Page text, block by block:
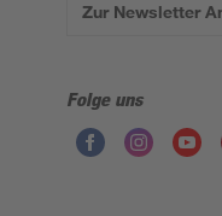
Zur Newsletter
Folge uns